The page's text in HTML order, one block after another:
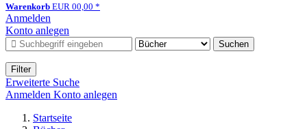
Warenkorb EUR 00,00 *
Anmelden
Konto anlegen
Suchen
Filter
Erweiterte Suche
Anmelden Konto anlegen
Startseite